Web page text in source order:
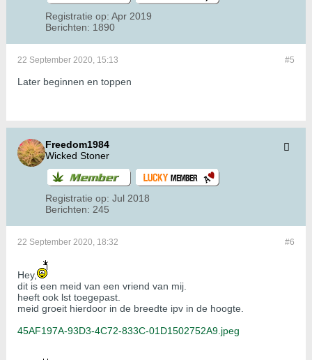
Registratie op: Apr 2019
Berichten: 1890
#5
22 September 2020, 15:13
Later beginnen en toppen
Freedom1984
Wicked Stoner
Registratie op: Jul 2018
Berichten: 245
#6
22 September 2020, 18:32
Hey,
dit is een meid van een vriend van mij.
heeft ook lst toegepast.
meid groeit hierdoor in de breedte ipv in de hoogte.
45AF197A-93D3-4C72-833C-01D1502752A9.jpeg